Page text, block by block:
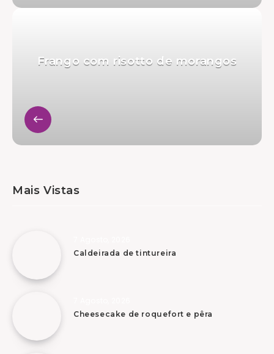
Frango com risotto de morangos
Mais Vistas
Caldeirada de tintureira
Cheesecake de roquefort e pêra